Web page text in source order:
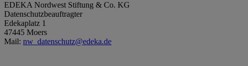
EDEKA Nordwest Stiftung & Co. KG
Datenschutzbeauftragter
Edekaplatz 1
47445 Moers
Mail: nw_datenschutz@edeka.de